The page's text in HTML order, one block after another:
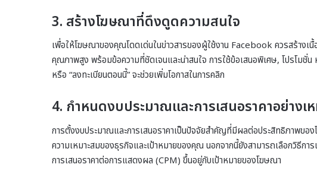
3. สร้างโฆษณาที่ดึงดูดความสนใจ
เพื่อให้โฆษณาของคุณโดดเด่นในข่าวสารของผู้ใช้งาน Facebook ควรสร้างเ
คุณภาพสูง พร้อมข้อความที่ชัดเจนและน่าสนใจ การใช้ข้อเสนอพิเศษ, โปรโมชั่
หรือ “ลงทะเบียนตอนนี้” จะช่วยเพิ่มโอกาสในการคลิก
4. กำหนดงบประมาณและการเสนอราคาอย่างเ
การตั้งงบประมาณและการเสนอราคาเป็นปัจจัยสำคัญที่มีผลต่อประสิทธิภาพข
ความเหมาะสมของธุรกิจและเป้าหมายของคุณ นอกจากนี้ยังสามารถเลือกวิธีกา
การเสนอราคาต่อการแสดงผล (CPM) ขึ้นอยู่กับเป้าหมายของโฆษณา